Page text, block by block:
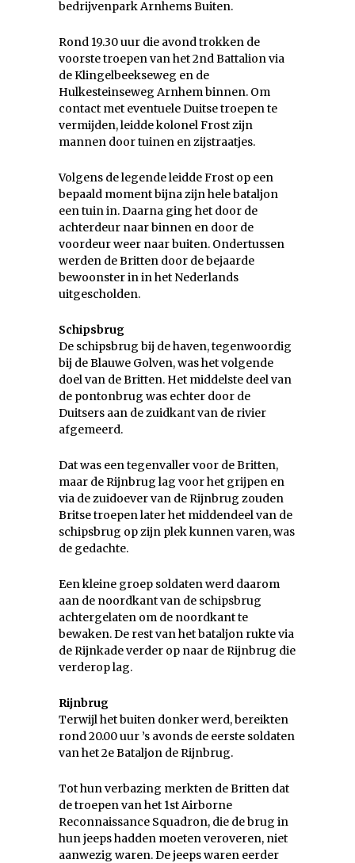
bedrijvenpark Arnhems Buiten.
Rond 19.30 uur die avond trokken de
voorste troepen van het 2nd Battalion via
de Klingelbeekseweg en de
Hulkesteinseweg Arnhem binnen. Om
contact met eventuele Duitse troepen te
vermijden, leidde kolonel Frost zijn
mannen door tuinen en zijstraatjes.
Volgens de legende leidde Frost op een
bepaald moment bijna zijn hele bataljon
een tuin in. Daarna ging het door de
achterdeur naar binnen en door de
voordeur weer naar buiten. Ondertussen
werden de Britten door de bejaarde
bewoonster in in het Nederlands
uitgescholden.
Schipsbrug
De schipsbrug bij de haven, tegenwoordig
bij de Blauwe Golven, was het volgende
doel van de Britten. Het middelste deel van
de pontonbrug was echter door de
Duitsers aan de zuidkant van de rivier
afgemeerd.
Dat was een tegenvaller voor de Britten,
maar de Rijnbrug lag voor het grijpen en
via de zuidoever van de Rijnbrug zouden
Britse troepen later het middendeel van de
schipsbrug op zijn plek kunnen varen, was
de gedachte.
Een kleine groep soldaten werd daarom
aan de noordkant van de schipsbrug
achtergelaten om de noordkant te
bewaken. De rest van het bataljon rukte via
de Rijnkade verder op naar de Rijnbrug die
verderop lag.
Rijnbrug
Terwijl het buiten donker werd, bereikten
rond 20.00 uur ’s avonds de eerste soldaten
van het 2e Bataljon de Rijnbrug.
Tot hun verbazing merkten de Britten dat
de troepen van het 1st Airborne
Reconnaissance Squadron, die de brug in
hun jeeps hadden moeten veroveren, niet
aanwezig waren. De jeeps waren eerder